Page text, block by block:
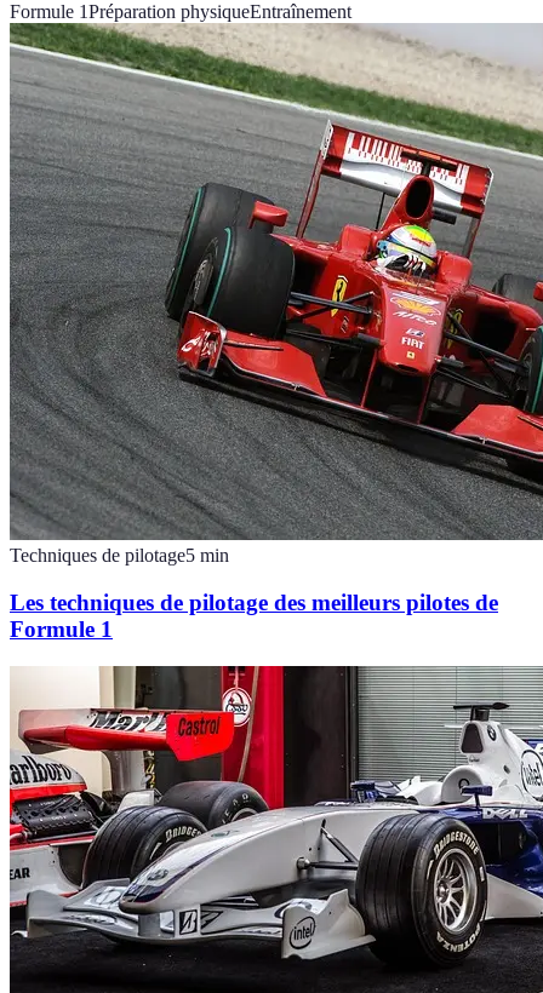
Formule 1Préparation physiqueEntraînement
Techniques de pilotage5 min
Les techniques de pilotage des meilleurs pilotes de
Formule 1